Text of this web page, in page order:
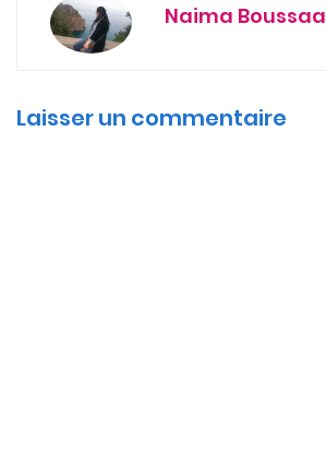
Naima Boussaa
Laisser un commentaire